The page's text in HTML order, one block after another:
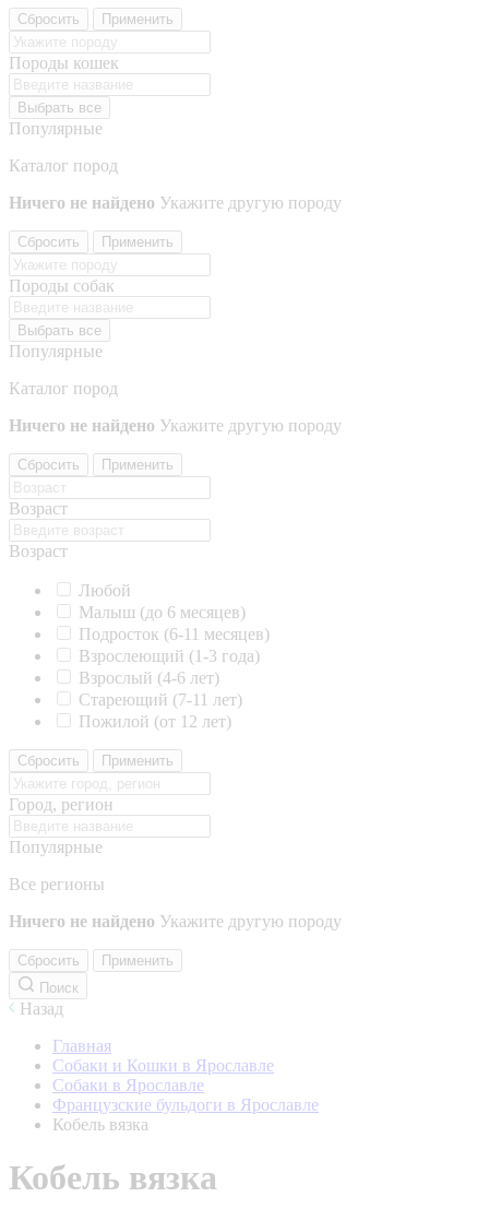
Сбросить Применить
Породы кошек
Выбрать все
Популярные
Каталог пород
Ничего не найдено Укажите другую породу
Сбросить Применить
Породы собак
Выбрать все
Популярные
Каталог пород
Ничего не найдено Укажите другую породу
Сбросить Применить
Возраст
Возраст
Любой
Малыш (до 6 месяцев)
Подросток (6-11 месяцев)
Взрослеющий (1-3 года)
Взрослый (4-6 лет)
Стареющий (7-11 лет)
Пожилой (от 12 лет)
Сбросить Применить
Город, регион
Популярные
Все регионы
Ничего не найдено Укажите другую породу
Сбросить
Применить
Поиск
Назад
Главная
Собаки и Кошки в Ярославле
Собаки в Ярославле
Французские бульдоги в Ярославле
Кобель вязка
Кобель вязка